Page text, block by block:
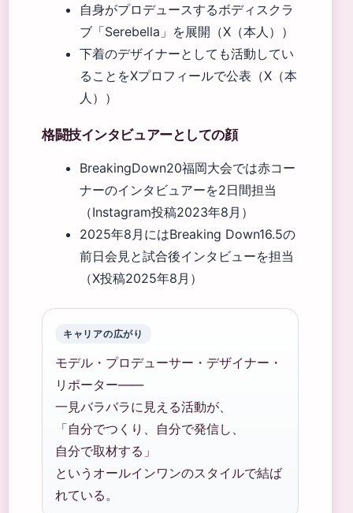
自身がプロデュースするボディスクラ
ブ「Serebella」を展開（X（本人））
下着のデザイナーとしても活動してい
ることをXプロフィールで公表（X（本
人））
格闘技インタビュアーとしての顔
BreakingDown20福岡大会では赤コー
ナーのインタビュアーを2日間担当
（Instagram投稿2023年8月）
2025年8月にはBreaking Down16.5の
前日会見と試合後インタビューを担当
（X投稿2025年8月）
キャリアの広がり
モデル・プロデューサー・デザイナー・
リポーター——
一見バラバラに見える活動が、
「自分でつくり、自分で発信し、
自分で取材する」
というオールインワンのスタイルで結ば
れている。